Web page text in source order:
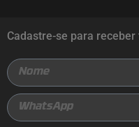
Cadastre-se para